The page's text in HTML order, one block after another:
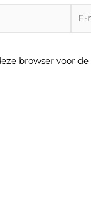
browser voor